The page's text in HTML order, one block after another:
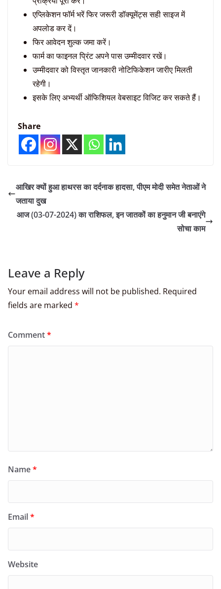
एप्लिकेशन फॉर्म भरें फिर जरूरी डॉक्यूमेंट्स सही साइज में
अपलोड कर दें।
फिर आवेदन शुल्क जमा करें।
फार्म का फाइनल प्रिंट अपने पास उम्मीदवार रखें।
उम्मीदवार को विस्तृत जानकारी नोटिफिकेशन जारीए मिलती
रहेगी।
इसके लिए अभ्यर्थी ऑफिशियल वेबसाइट विजिट कर सकते हैं।
Share
आखिर क्यों हुआ हाथरस का दर्दनाक हादसा, पीएम मोदी समेत नेताओं ने
जताया दुख
आज (03-07-2024) का राशिफल, इन जातकों का हनुमान जी बनाएंगे
सोचा काम
Leave a Reply
Your email address will not be published. Required
fields are marked *
Comment*
Name*
Email*
Website